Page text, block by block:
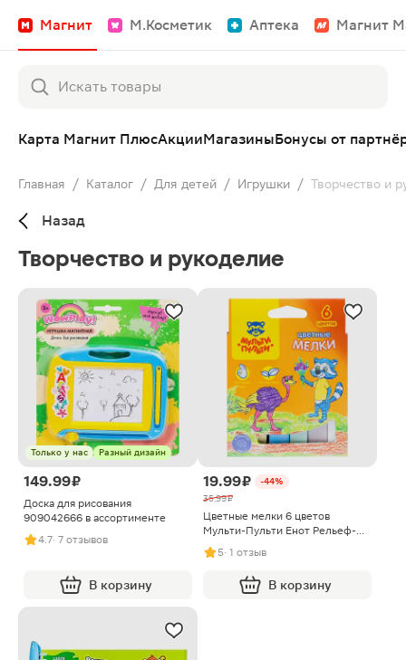
Магнит М.Косметик Аптека Магнит
Карта Магнит ПлюсАкцииМагазиныБонусы от
Главная / Каталог / Для детей / Игрушки / Творчество и
Назад
Творчество и рукоделие
Только у нас Разный дизайн
149.99 ₽
Доска для рисования
909042666 в ассортименте
4.7· 7 отзывов
В корзину
19.99 ₽
-44%
35.99 ₽
Цветные мелки 6 цветов
Мульти-Пульти Енот Рельеф-
Центр
5· 1 отзыв
В корзину